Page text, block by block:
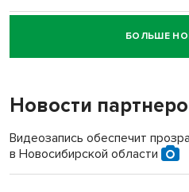
Новосибирский суд наказал
пенсионерки на вокзале
«Мы живём на пастбище!»: в
терроризируют жителей
Инвалид получил условный
БОЛЬШЕ
Новости
Видеозапись обеспечит
в Новосибирской области